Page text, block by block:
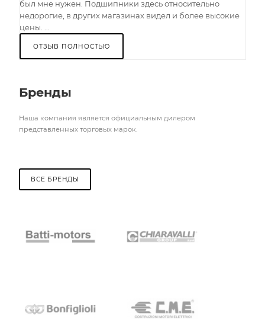
был мне нужен. Подшипники здесь относительно
недорогие, в других магазинах видел и более высокие
цены. ...
ОТЗЫВ ПОЛНОСТЬЮ
Бренды
Наша компания является официальным дилером
представленных торговых марок.
ВСЕ БРЕНДЫ